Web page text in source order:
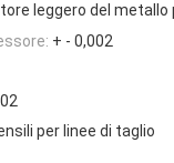
leggero del
+ - 0,002
per linee di taglio